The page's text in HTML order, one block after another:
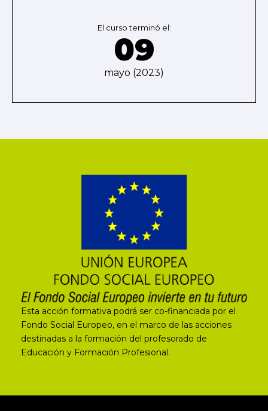
El curso terminó el:
09
mayo (2023)
Esta acción formativa podrá ser co-financiada por el
Fondo Social Europeo, en el marco de las acciones
destinadas a la formación del profesorado de
Educación y Formación Profesional.